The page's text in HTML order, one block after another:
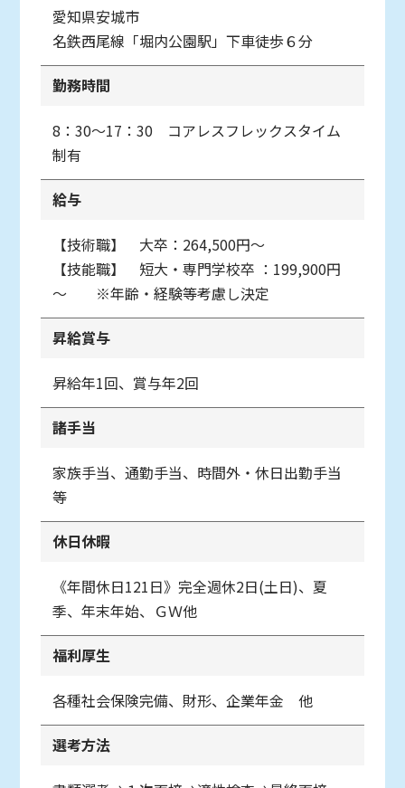
愛知県安城市
名鉄西尾線「堀内公園駅」下車徒歩６分
勤務時間
8：30～17：30 コアレスフレックスタイム
制有
給与
【技術職】 大卒：264,500円～
【技能職】 短大・専門学校卒 ：199,900円
～ ※年齢・経験等考慮し決定
昇給賞与
昇給年1回、賞与年2回
諸手当
家族手当、通勤手当、時間外・休日出勤手当
等
休日休暇
《年間休日121日》完全週休2日(土日)、夏
季、年末年始、ＧＷ他
福利厚生
各種社会保険完備、財形、企業年金 他
選考方法